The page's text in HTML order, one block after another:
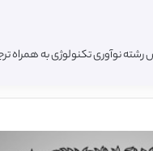
رشته نوآوری تکنولوژی به همراه